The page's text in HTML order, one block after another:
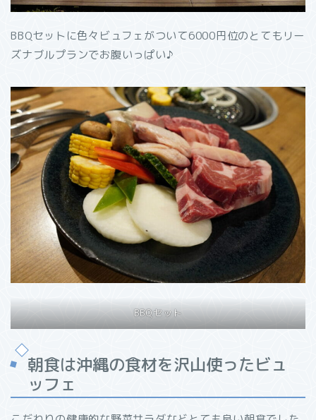
BBQセットに色々ビュフェがついて6000円位のとてもリー
ズナブルプランでお腹いっぱい♪
BBQセット
朝食は沖縄の食材を沢山使ったビュ
ッフェ